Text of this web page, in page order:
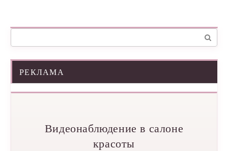
Поиск:
РЕКЛАМА
Видеонаблюдение в салоне
красоты